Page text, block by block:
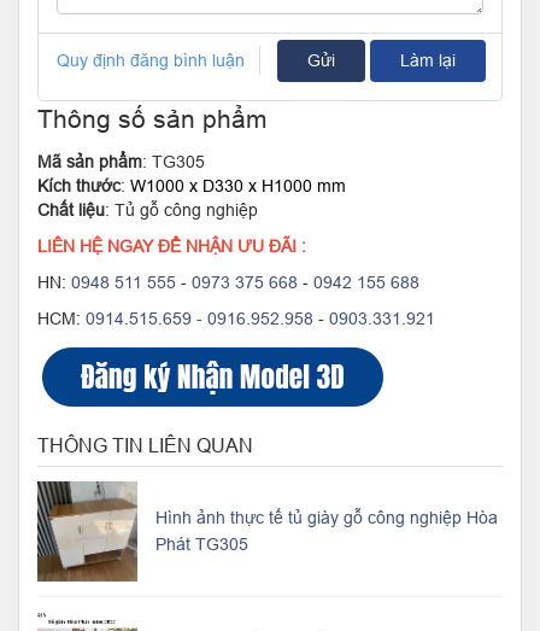
Quy định đăng bình luận Gửi Làm lại
Thông số sản phẩm
Mã sản phẩm: TG305
Kích thước: W1000 x D330 x H1000 mm
Chất liệu: Tủ gỗ công nghiệp
LIÊN HỆ NGAY ĐỂ NHẬN ƯU ĐÃI :
HN: 0948 511 555 - 0973 375 668 - 0942 155 688
HCM: 0914.515.659 - 0916.952.958 - 0903.331.921
THÔNG TIN LIÊN QUAN
Hình ảnh thực tế tủ giày gỗ công nghiệp Hòa
Phát TG305